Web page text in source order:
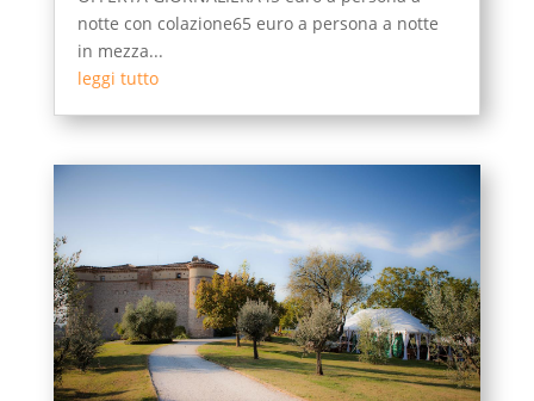
notte con colazione65 euro a persona a notte
in mezza...
leggi tutto